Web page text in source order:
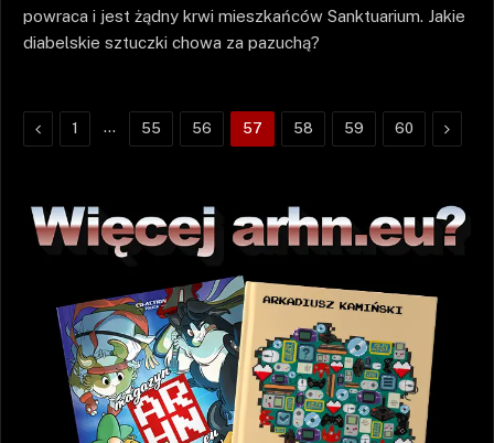
powraca i jest żądny krwi mieszkańców Sanktuarium. Jakie
diabelskie sztuczki chowa za pazuchą?
Poprzednie
1 … 55 56 57 58 59 60